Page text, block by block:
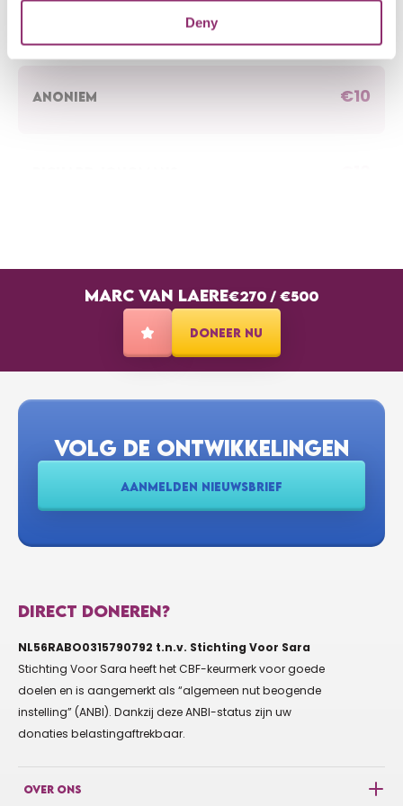
Deny
ANONIEM €10
ELS VAN DEN BOOGAARD €10
VAN BEEK EDWARD €10
RENATE LEEUWENSTEIN €10
Heel veel succes. Groetjes Renate en Marco
TON SMAAL €50
VAN HELDEN JAAP EN ANNELIES
Topper!!! Heel veel succes
Zet 'm op Marc!
MARC VAN LAERE€270 / €500
DONEER NU
VOLG DE ONTWIKKELINGEN
AANMELDEN NIEUWSBRIEF
DIRECT DONEREN?
NL56RABO0315790792 t.n.v. Stichting Voor Sara
Stichting Voor Sara heeft het CBF-keurmerk voor goede
doelen en is aangemerkt als “algemeen nut beogende
instelling” (ANBI). Dankzij deze ANBI-status zijn uw
donaties belastingaftrekbaar.
OVER ONS